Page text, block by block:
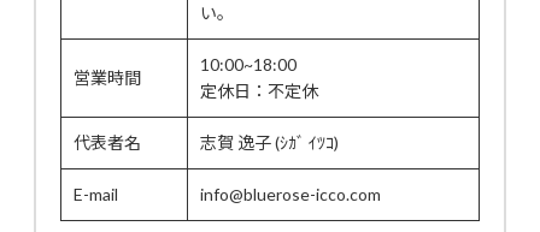
い。
営業時間
10:00~18:00
定休日：不定休
代表者名 志賀 逸子 (ｼｶﾞ ｲﾂｺ)
E-mail info@bluerose-icco.com